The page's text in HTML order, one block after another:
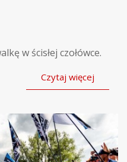
w ścisłej czołówce.
Czytaj więcej